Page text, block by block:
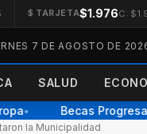
$ TARJETA$1.976C:
7 DE AGOSTO DE
SALUD
● Becas
la Municipalidad